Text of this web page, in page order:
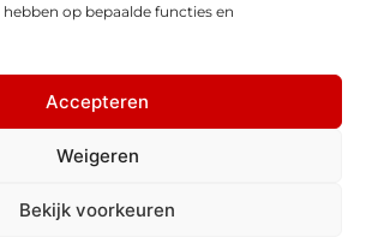
op bepaalde functies en
Accepteren
Weigeren
Bekijk voorkeuren
Algemene voorwaarden